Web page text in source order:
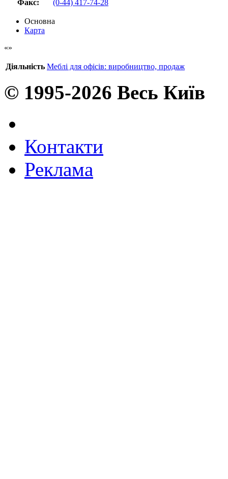
Факс: (0-44) 417-74-28
Основна
Карта
Діяльність Меблі для офісів: виробництво, продаж
© 1995-2026 Весь Київ
Контакти
Реклама